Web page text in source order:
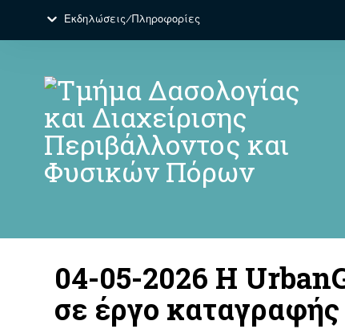
Εκδηλώσεις/Πληροφορίες
04-05-2026 H
σε έργο